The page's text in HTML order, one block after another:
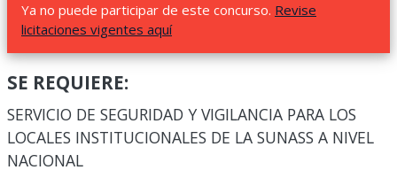
Ya no puede participar de este concurso. Revise
licitaciones vigentes aquí
SE REQUIERE:
SERVICIO DE SEGURIDAD Y VIGILANCIA PARA LOS
LOCALES INSTITUCIONALES DE LA SUNASS A NIVEL
NACIONAL